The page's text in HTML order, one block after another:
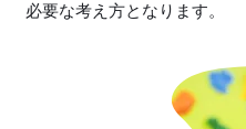
必要な考え方となります。